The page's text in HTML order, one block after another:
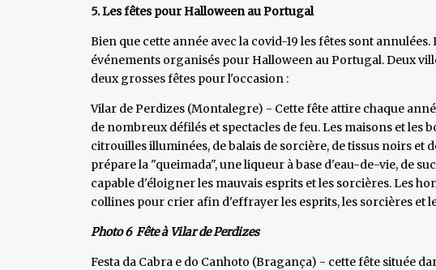
5. Les fêtes pour Halloween au Portugal
Bien que cette année avec la covid-19 les fêtes sont
événements organisés pour Halloween au Portugal. Deux
deux grosses fêtes pour l'occasion :
Vilar de Perdizes (Montalegre) - Cette fête attire chaque
de nombreux défilés et spectacles de feu. Les maisons et les
citrouilles illuminées, de balais de sorcière, de tissus noirs et
prépare la "queimada", une liqueur à base d'eau-de-vie, de
capable d'éloigner les mauvais esprits et les sorcières. Les
collines pour crier afin d'effrayer les esprits, les sorcières et
Photo 6 Fête à Vilar de Perdizes
Festa da Cabra e do Canhoto (Bragança) - cette fête située